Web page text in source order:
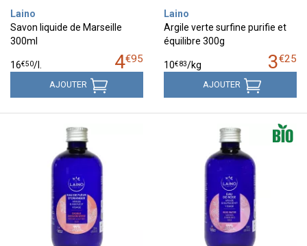
Laino
Savon liquide de Marseille
300ml
4€95
16€50/
AJOUTER
Laino
Argile verte surfine purifie et
équilibre 300g
3€25
10€83/kg
AJOUTER